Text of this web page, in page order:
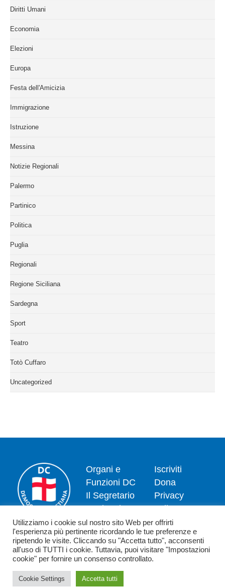
Diritti Umani
Economia
Elezioni
Europa
Festa dell'Amicizia
Immigrazione
Istruzione
Messina
Notizie Regionali
Palermo
Partinico
Politica
Puglia
Regionali
Regione Siciliana
Sardegna
Sport
Teatro
Totò Cuffaro
Uncategorized
Organi e
Funzioni DC
Il Segretario
Nazionale
Dipartimenti
News
Contatti
Iscriviti
Dona
Privacy
policy
Politica dei
cookie
Copyright 2026 - Democrazia Cristiana - Piazzale Luigi Sturzo,15 - 00144
Utilizziamo i cookie sul nostro sito Web per offrirti
l'esperienza più pertinente ricordando le tue preferenze e
ripetendo le visite. Cliccando su "Accetta tutto", acconsenti
all'uso di TUTTI i cookie. Tuttavia, puoi visitare "Impostazioni
cookie" per fornire un consenso controllato.
Cookie Settings Accetta tutti